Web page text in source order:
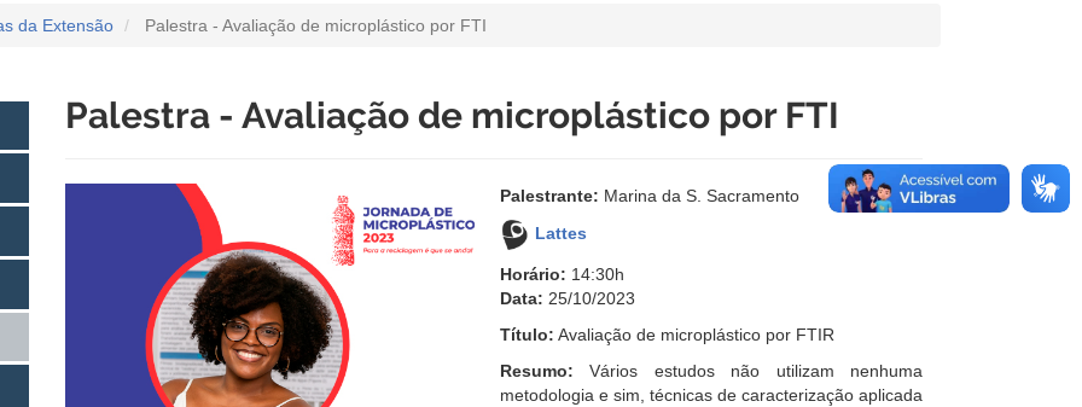
da Extensão Palestra - Avaliação de microplástico por FTI
Palestra - Avaliação de microplástico por FTI
Palestrante: Marina da S. Sacramento
Lattes
Horário: 14:30h
Data: 25/10/2023
Título: Avaliação de microplástico por FTIR
Resumo: Vários estudos não utilizam nenhuma
metodologia e sim, técnicas de caracterização aplicada